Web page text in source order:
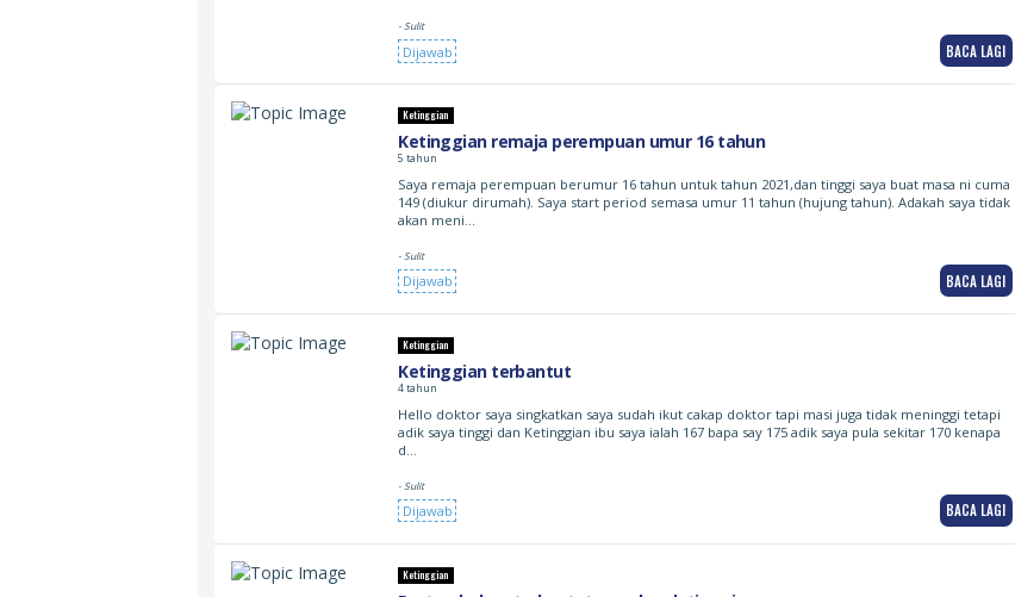
- Sulit
Dijawab BACA LAGI
Ketinggian
Ketinggian remaja perempuan umur 16 tahun
5 tahun
Saya remaja perempuan berumur 16 tahun untuk tahun 2021,dan tinggi saya buat masa ni cuma
149 (diukur dirumah). Saya start period semasa umur 11 tahun (hujung tahun). Adakah saya tidak
akan meni…
- Sulit
Dijawab BACA LAGI
Ketinggian
Ketinggian terbantut
4 tahun
Hello doktor saya singkatkan saya sudah ikut cakap doktor tapi masi juga tidak meninggi tetapi
adik saya tinggi dan Ketinggian ibu saya ialah 167 bapa say 175 adik saya pula sekitar 170 kenapa
d…
- Sulit
Dijawab BACA LAGI
Ketinggian